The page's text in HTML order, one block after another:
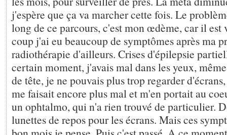
j'espère que ça va marcher cette fois. Le
long de ce parcours, c'est mon œdème, car il
coup j'ai eu beaucoup de symptômes après ma
radiothérapie d'ailleurs. Crises d'épilepsie
certain moment, j'avais mal dans les yeux,
de tête, je ne pouvais plus trop regarder
me faisait encore plus mal et m'en portait au
un ophtalmo, qui n'a rien trouvé de particulier.
lunettes de repos pour les écrans. Mais ces